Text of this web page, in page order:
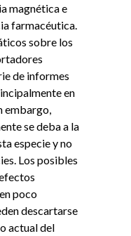
magnética e
farmacéutica.
sobre los
de informes
en
embargo,
se deba a la
especie y no
Los posibles
poco
descartarse
actual del